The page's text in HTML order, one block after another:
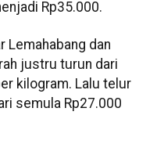
Rp35.000.
Lemahabang dan
justru turun dari
kilogram. Lalu telur
semula Rp27.000